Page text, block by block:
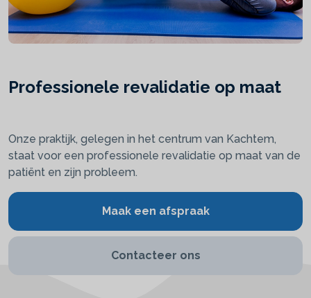
Professionele revalidatie op maat
Onze praktijk, gelegen in het centrum van Kachtem,
staat voor een professionele revalidatie op maat van de
patiënt en zijn probleem.
Maak een afspraak
Contacteer ons